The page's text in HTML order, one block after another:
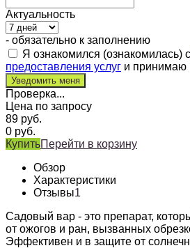
Актуальность
- обязательно к заполнению
Я ознакомился (ознакомилась) с
предоставления услуг и принимаю
Проверка...
Цена по запросу
89 руб.
0 руб.
КупитьПерейти в корзину
Обзор
Характеристики
Отзывы1
Садовый вар - это препарат,
от ожогов и ран, вызванных
Эффективен и в защите от